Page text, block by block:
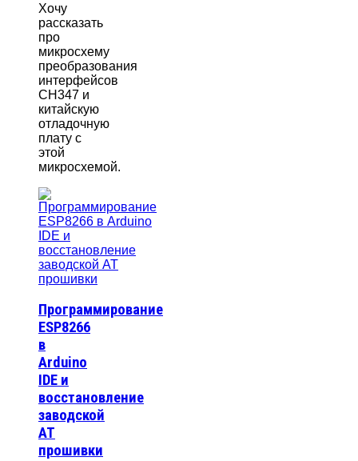
Хочу
рассказать
про
микросхему
преобразования
интерфейсов
CH347 и
китайскую
отладочную
плату с
этой
микросхемой.
Программирование
ESP8266
в
Arduino
IDE и
восстановление
заводской
AT
прошивки